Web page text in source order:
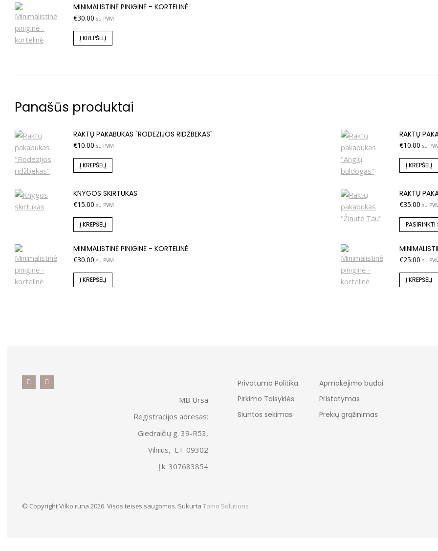
MINIMALISTINĖ PINIGINĖ - KORTELINĖ
€30.00 su PVM
Į KREPŠELĮ
Panašūs produktai
RAKTŲ PAKABUKAS "RODEZIJOS RIDŽBEKAS"
€10.00 su PVM
Į KREPŠELĮ
RAKTŲ
€10.00 su
Į KREPŠELĮ
KNYGOS SKIRTUKAS
€15.00 su PVM
Į KREPŠELĮ
RAKTŲ
€35.00 su
PASIRINKTI
MINIMALISTINĖ PINIGINĖ - KORTELINĖ
€30.00 su PVM
Į KREPŠELĮ
€25.00 su
Į KREPŠELĮ
MB Ursa
Registracijos adresas:
Giedraičių g. 39-R53,
Vilnius, LT-09302
Į.k. 307683854
Privatumo Politika
Pirkimo Taisyklės
Siuntos sekimas
Apmokėjimo būdai
Pristatymas
Prekių grąžinimas
© Copyright Vilko runa 2026. Visos teisės saugomos. Sukurta Tomo Solutions